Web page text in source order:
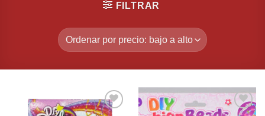
FILTRAR